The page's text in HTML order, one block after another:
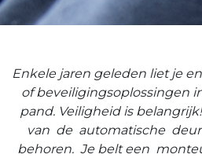
Enkele jaren geleden liet je
of beveiligingsoplossingen
pand. Veiligheid is
van de automatische
behoren. Je belt een